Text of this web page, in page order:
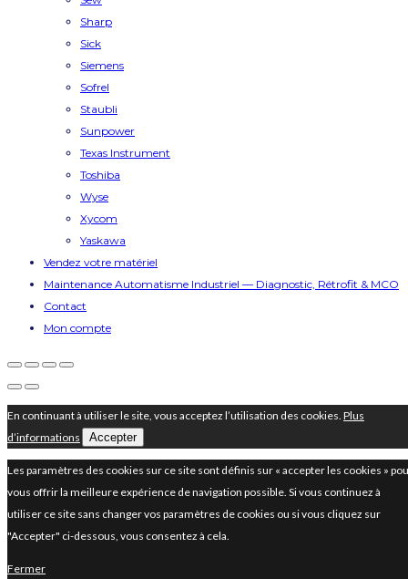
Sharp
Sick
Siemens
Sofrel
Staubli
Sunpower
Texas Instrument
Toshiba
Wyse
Xycom
Yaskawa
Vendez votre matériel
Maintenance Automatisme Industriel — Diagnostic, Rétrofit & MCO
Contact
Mon compte
En continuant à utiliser le site, vous acceptez l’utilisation des cookies. Plus
d’informations
Accepter
Les paramètres des cookies sur ce site sont définis sur « accepter les cookies »
vous offrir la meilleure expérience de navigation possible. Si vous continuez à
utiliser ce site sans changer vos paramètres de cookies ou si vous cliquez sur
"Accepter" ci-dessous, vous consentez à cela.
Fermer